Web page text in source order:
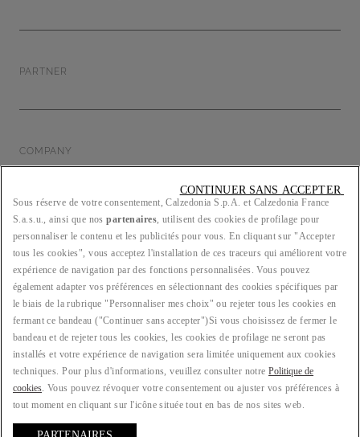
PARTNER
COMPANY
LEGAL/PRIVACY
PAYS : FR
LANGUE : FRANÇAIS
Sous réserve de votre consentement, Calzedonia S.p.A. et Calzedonia France
S.a.s.u., ainsi que nospartenaires, utilisent des cookies de profilage pour
personnaliser le contenu et les publicités pour vous. En cliquant sur "Accepter
tous les cookies", vous acceptez l'installation de ces traceurs qui améliorent votre
expérience de navigation par des fonctions personnalisées. Vous pouvez
également adapter vos préférences en sélectionnant des cookies spécifiques par
le biais de la rubrique "Personnaliser mes choix" ou rejeter tous les cookies en
fermant ce bandeau ("Continuer sans accepter")​ Si vous choisissez de fermer le
bandeau et de rejeter tous les cookies, les cookies de profilage ne seront pas
installés et votre expérience de navigation sera limitée uniquement aux cookies
techniques. Pour plus d'informations, veuillez consulter notrePolitique de
cookies. Vous pouvez révoquer votre consentement ou ajuster vos préférences à
tout moment en cliquant sur l'icône située tout en bas de nos sites web.
CONTINUER SANS ACCEPTER